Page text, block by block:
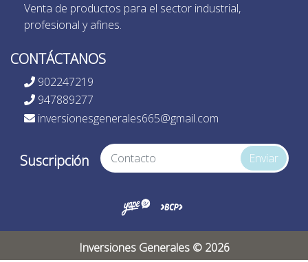
Venta de productos para el sector industrial,
profesional y afines.
CONTÁCTANOS
902247219
947889277
inversionesgenerales665@gmail.com
Suscripción Enviar
Inversiones Generales © 2026